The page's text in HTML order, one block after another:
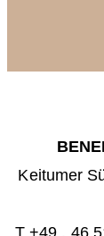
Keitumer
T +49 . 46